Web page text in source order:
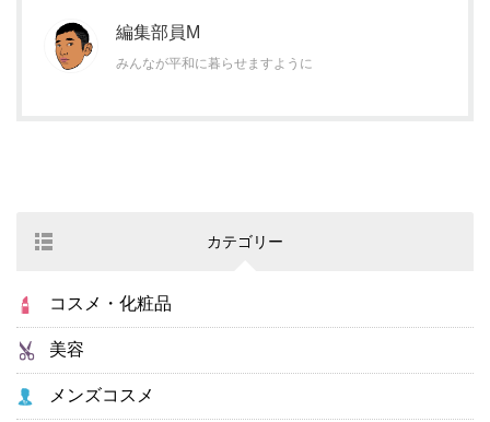
編集部員M
みんなが平和に暮らせますように
カテゴリー
コスメ・化粧品
美容
メンズコスメ